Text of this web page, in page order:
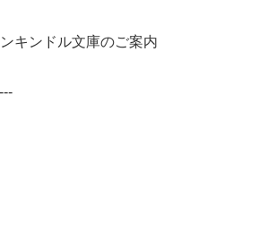
キンドル文庫のご案内